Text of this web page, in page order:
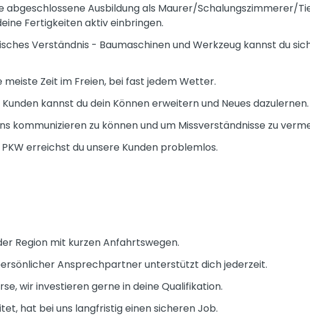
abgeschlossene Ausbildung als Maurer/Schalungszimmerer/
Fertigkeiten aktiv einbringen.
Verständnis - Baumaschinen und Werkzeug kannst du
Zeit im Freien, bei fast jedem Wetter.
kannst du dein Können erweitern und Neues dazulernen.
kommunizieren zu können und um Missverständnisse zu
erreichst du unsere Kunden problemlos.
Region mit kurzen Anfahrtswegen.
Ansprechpartner unterstützt dich jederzeit.
wir investieren gerne in deine Qualifikation.
hat bei uns langfristig einen sicheren Job.